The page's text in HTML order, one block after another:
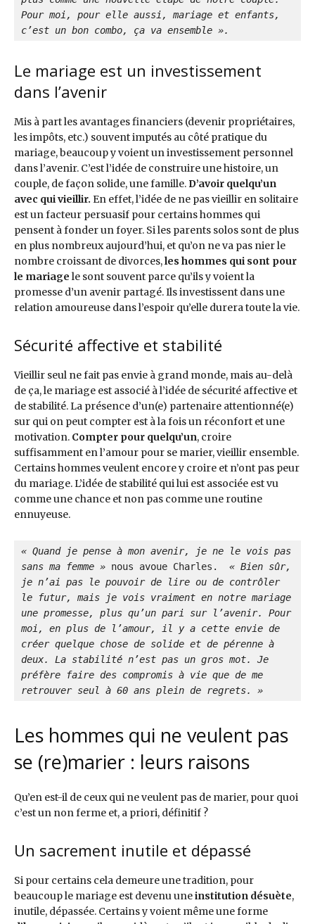
Pour moi, pour elle aussi, mariage et enfants,
c’est un bon combo, ça va ensemble ».
Le mariage est un investissement
dans l’avenir
Mis à part les avantages financiers (devenir propriétaires,
les impôts, etc.) souvent imputés au côté pratique du
mariage, beaucoup y voient un investissement personnel
dans l’avenir. C’est l’idée de construire une histoire, un
couple, de façon solide, une famille. D’avoir quelqu’un
avec qui vieillir. En effet, l’idée de ne pas vieillir en solitaire
est un facteur persuasif pour certains hommes qui
pensent à fonder un foyer. Si les parents solos sont de plus
en plus nombreux aujourd’hui, et qu’on ne va pas nier le
nombre croissant de divorces,les hommes qui sont pour
le mariage le sont souvent parce qu’ils y voient la
promesse d’un avenir partagé. Ils investissent dans une
relation amoureuse dans l’espoir qu’elle durera toute la vie.
Sécurité affective et stabilité
Vieillir seul ne fait pas envie à grand monde, mais au-delà
de ça, le mariage est associé à l’idée de sécurité affective et
de stabilité. La présence d’un(e) partenaire attentionné(e)
sur qui on peut compter est à la fois un réconfort et une
motivation. Compter pour quelqu’un, croire
suffisamment en l’amour pour se marier, vieillir ensemble.
Certains hommes veulent encore y croire et n’ont pas peur
du mariage. L’idée de stabilité qui lui est associée est vu
comme une chance et non pas comme une routine
ennuyeuse.
« Quand je pense à mon avenir, je ne le vois pas
sans ma femme » nous avoue Charles.
« Bien sûr,
je n’ai pas le pouvoir de lire ou de contrôler
le futur, mais je vois vraiment en notre mariage
une promesse, plus qu’un pari sur l’avenir. Pour
moi, en plus de l’amour, il y a cette envie de
créer quelque chose de solide et de pérenne à
deux. La stabilité n’est pas un gros mot. Je
préfère faire des compromis à vie que de me
retrouver seul à 60 ans plein de regrets. »
Les hommes qui ne veulent pas
se (re)marier : leurs raisons
Qu’en est-il de ceux qui ne veulent pas de marier, pour quoi
c’est un non ferme et, a priori, définitif ?
Un sacrement inutile et dépassé
Si pour certains cela demeure une tradition, pour
beaucoup le mariage est devenu uneinstitution désuète,
inutile, dépassée. Certains y voient même une forme